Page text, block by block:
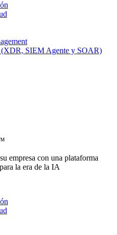
(XDR, SIEM Agente y SOAR)
empresa con una plataforma
la era de la IA